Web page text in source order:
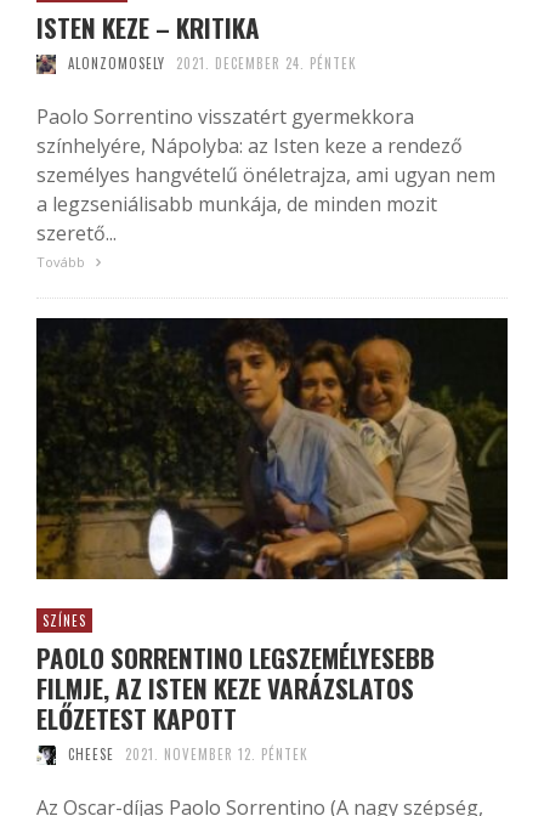
ISTEN KEZE – KRITIKA
ALONZOMOSELY 2021. DECEMBER 24. PÉNTEK
Paolo Sorrentino visszatért gyermekkora
színhelyére, Nápolyba: az Isten keze a rendező
személyes hangvételű önéletrajza, ami ugyan nem
a legzseniálisabb munkája, de minden mozit
szerető...
Tovább
SZÍNES
PAOLO SORRENTINO LEGSZEMÉLYESEBB
FILMJE, AZ ISTEN KEZE VARÁZSLATOS
ELŐZETEST KAPOTT
CHEESE 2021. NOVEMBER 12. PÉNTEK
Az Oscar-díjas Paolo Sorrentino (A nagy szépség,